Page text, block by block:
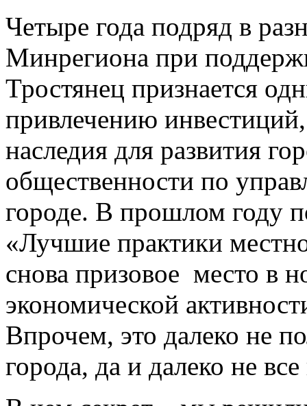
Четыре года подряд в
Минрегиона при
Тростянец признается
привлечению
наследия для развития
общественности по
городе. В прошлом году
«Лучшие практики
снова призовое место в
экономической
Впрочем, это далеко не
города, да и далеко не